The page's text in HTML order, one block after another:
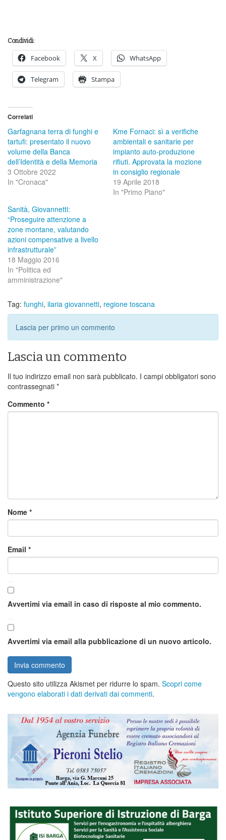
Condividi:
Facebook X WhatsApp
Telegram Stampa
Correlati
Garfagnana terra di funghi e
tartufi: presentato il nuovo
volume della Banca
dell’Identità e della Memoria
3 Ottobre 2022
In "Cronaca"
Kme Fornaci: sì a verifiche
ambientali e sanitarie per
impianto auto-produzione
rifiuti. Approvata la mozione
in consiglio regionale
19 Aprile 2018
In "Primo Piano"
Sanità, Giovannetti:
“Proseguire attenzione a
zone montane, valutando
azioni compensative a livello
infrastrutturale”
18 Maggio 2016
In "Politica ed
amministrazione"
Tag: funghi, ilaria giovannetti, regione toscana
Lascia per primo un commento
Lascia un commento
Il tuo indirizzo email non sarà pubblicato. I campi obbligatori sono
contrassegnati *
Commento *
Nome *
Email *
Avvertimi via email in caso di risposte al mio commento.
Avvertimi via email alla pubblicazione di un nuovo articolo.
Questo sito utilizza Akismet per ridurre lo spam. Scopri come
vengono elaborati i dati derivati dai commenti.